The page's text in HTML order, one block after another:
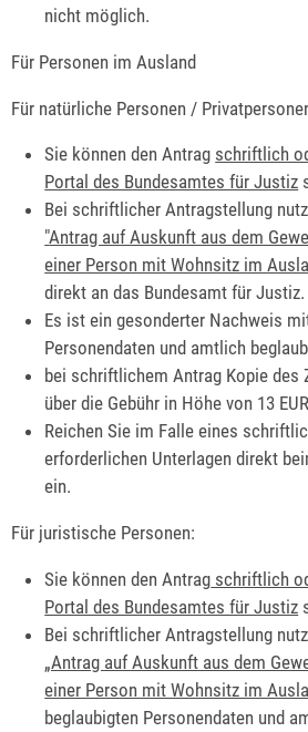
nicht möglich.
Für Personen im Ausland
Für natürliche Personen /
Sie können den Antrag schriftlich
Portal des Bundesamtes für Justiz
Bei schriftlicher Antragstellung
"Antrag auf Auskunft aus dem
einer Person mit Wohnsitz im
direkt an das Bundesamt für Justiz.
Es ist ein gesonderter Nachweis
Personendaten und amtlich
bei schriftlichem Antrag Kopie des
über die Gebühr in Höhe von 13
Reichen Sie im Falle eines
erforderlichen Unterlagen direkt
ein.
Für juristische Personen:
Sie können den Antrag schriftlich
Portal des Bundesamtes für Justiz
Bei schriftlicher Antragstellung
„Antrag auf Auskunft aus dem
einer Person mit Wohnsitz im
beglaubigten Personendaten und